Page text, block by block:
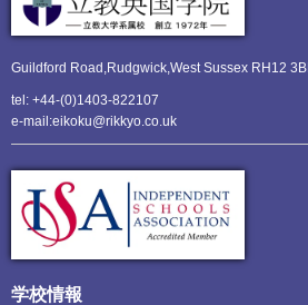
Guildford Road,Rudgwick,West Sussex RH12
tel: +44-(0)1403-822107
e-mail:eikoku@rikkyo.co.uk
学校情報